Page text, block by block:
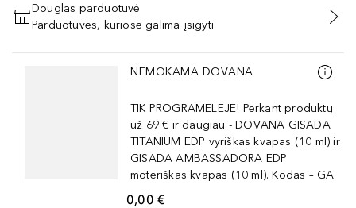
PRIDĖTI Į KREPŠELĮ
Douglas parduotuvė
Parduotuvės, kuriose galima įsigyti
Praleisti slankiklį
NEMOKAMA DOVANA
TIK PROGRAMĖLĖJE! Perkant produktų
už 69 € ir daugiau - DOVANA GISADA
TITANIUM EDP vyriškas kvapas (10 ml) ir
GISADA AMBASSADORA EDP
moteriškas kvapas (10 ml). Kodas – GA
0,00 €